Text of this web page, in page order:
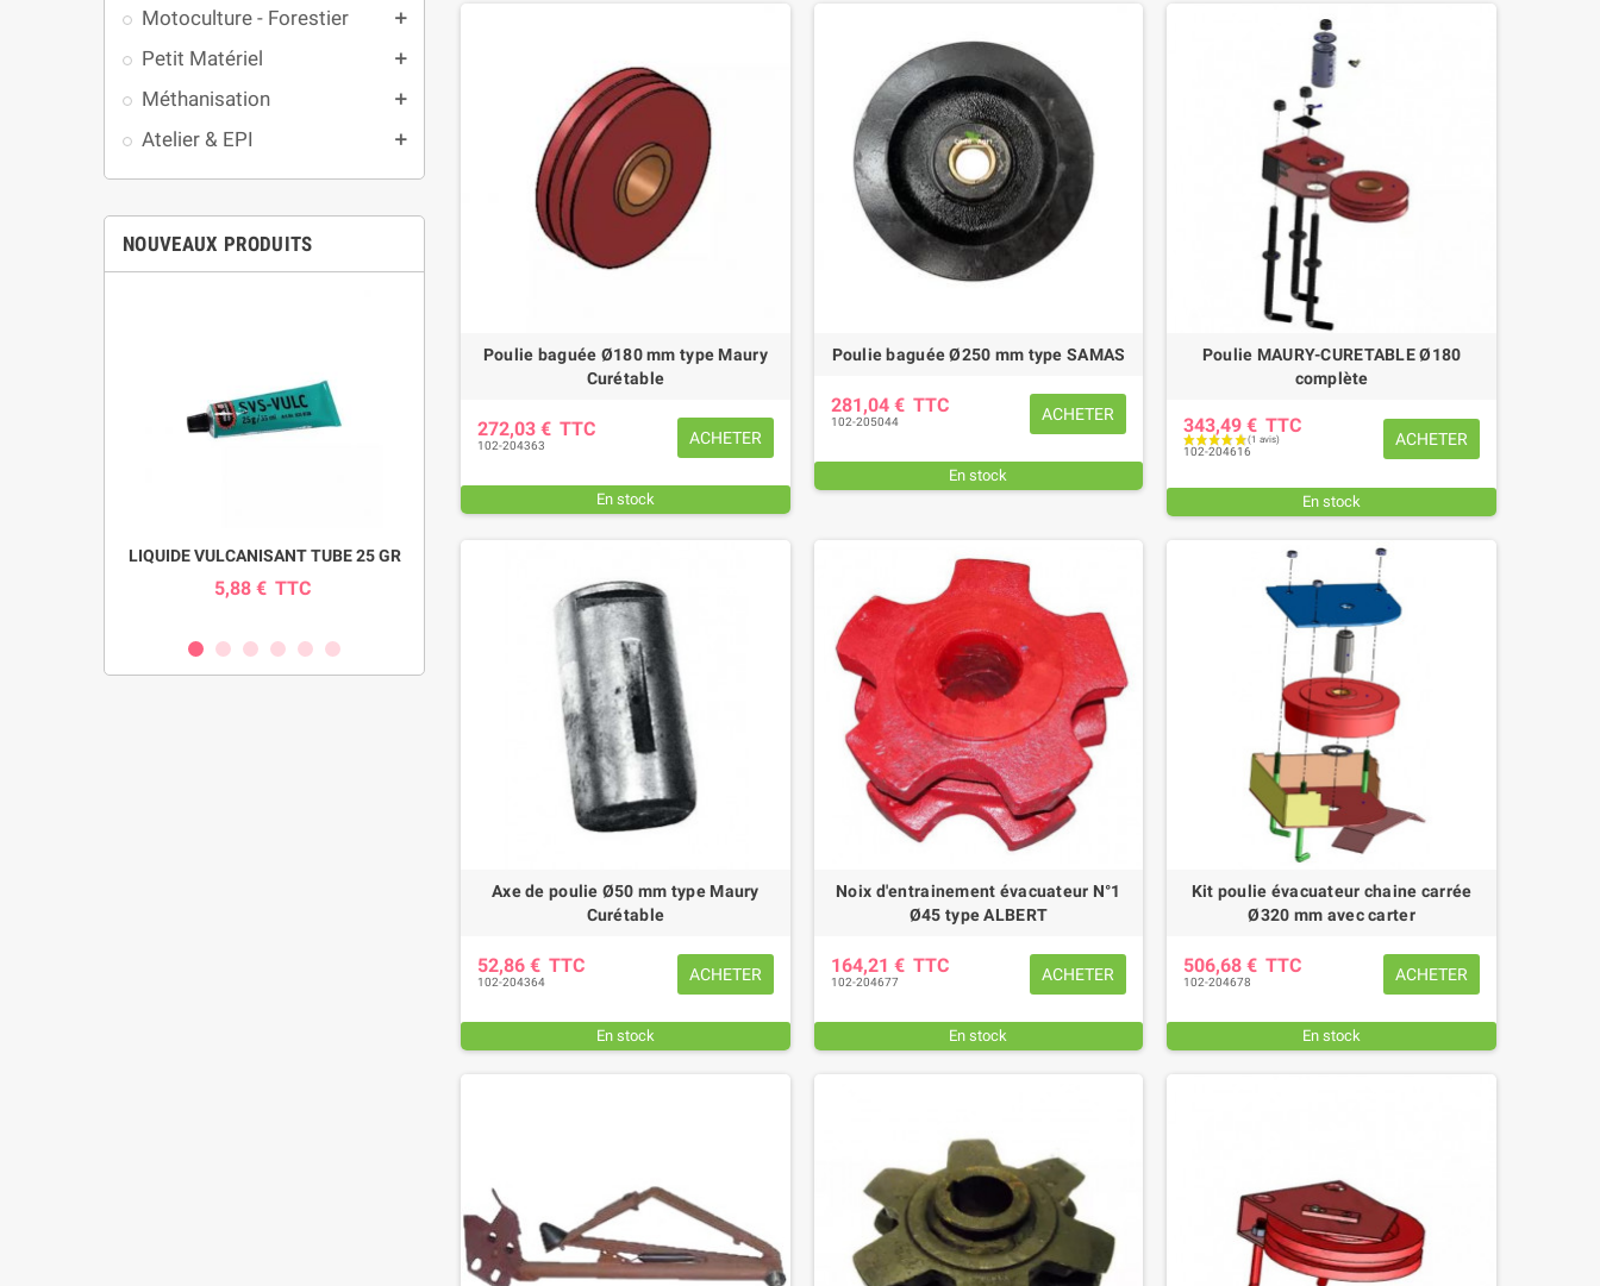
Motoculture - Forestier add
Petit Matériel add
Méthanisation add
Atelier & EPI add
NOUVEAUX PRODUITS
LIQUIDE VULCANISANT TUBE 25 GR
5,88 € TTC 0,85 €TTC
PATIN D'USURE (intérieur)
FAUCHEUSE POTTINGER
78,36 € TTC
MANILLE COMPLETE TORSE FIL 7
MANILLE TORSE FIL 7 MM Ø
Poulie baguée Ø180 mm type Maury
Curétable
272,03 € TTC
102-204363 ACHETER
En stock
Poulie baguée Ø250 mm type SAMAS
281,04 € TTC
102-205044 ACHETER
En stock
Poulie MAURY-CURETABLE Ø180
complète
343,49 € TTC
102-204616
ACHETER
En stock
Axe de poulie Ø50 mm type Maury
Curétable
52,86 € TTC
102-204364 ACHETER
En stock
Noix d'entrainement évacuateur N°1
Ø45 type ALBERT
164,21 € TTC
102-204677 ACHETER
En stock
Kit poulie évacuateur chaine carrée
Ø320 mm avec carter
506,68 € TTC
102-204678 ACHETER
En stock